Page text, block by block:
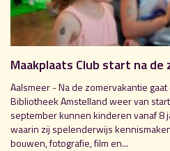
Maakplaats Club start na de
Aalsmeer - Na de zomervakantie
Bibliotheek Amstelland weer van
september kunnen kinderen vanaf 8
waarin zij spelenderwijs
bouwen, fotografie, film en...